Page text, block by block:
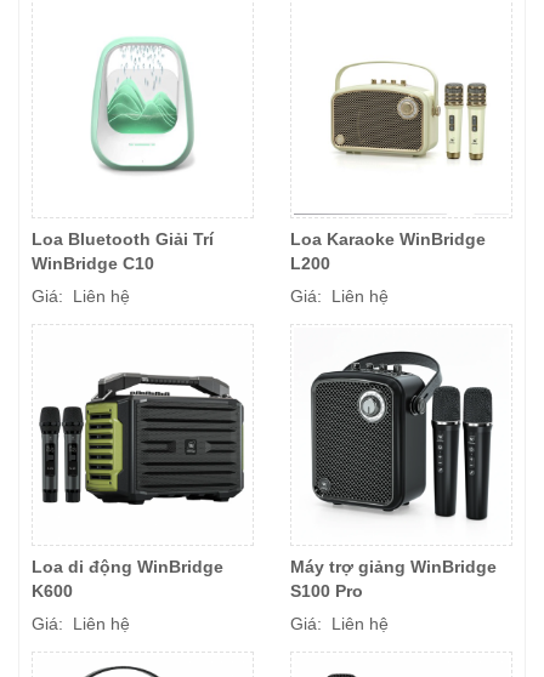
Loa Bluetooth Giải Trí
WinBridge C10
Giá: Liên hệ
Loa Karaoke WinBridge
L200
Giá: Liên hệ
Loa di động WinBridge
K600
Giá: Liên hệ
Máy trợ giảng WinBridge
S100 Pro
Giá: Liên hệ